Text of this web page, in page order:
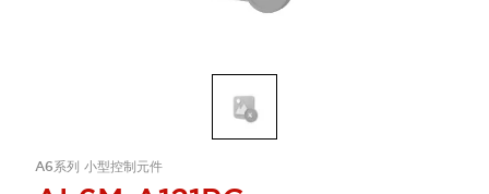
A6系列 小型控制元件